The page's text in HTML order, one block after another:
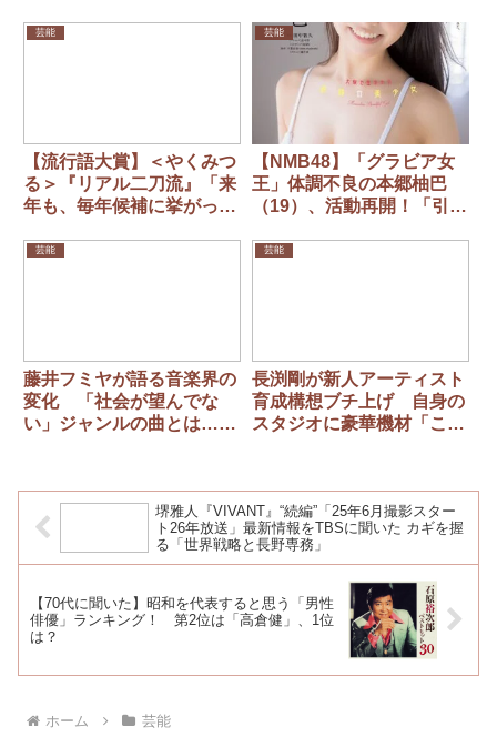
いいわけではない」
芸能
【流行語大賞】＜やくみつ
る＞『リアル二刀流』「来
年も、毎年候補に挙がって
芸能
【NMB48】「グラビア女
王」体調不良の本郷柚巴
（19）、活動再開！「引き
芸能
藤井フミヤが語る音楽界の
変化 「社会が望んでな
い」ジャンルの曲とは…
ばっか」
芸能
長渕剛が新人アーティスト
育成構想ブチ上げ 自身の
スタジオに豪華機材「ここ
堺雅人『VIVANT』“続編”「25年6月撮影スター
ト26年放送」最新情報をTBSに聞いた カギを握
る「世界戦略と長野専務」
【70代に聞いた】昭和を代表すると思う「男性
俳優」ランキング！ 第2位は「高倉健」、1位
は？
ホーム 芸能